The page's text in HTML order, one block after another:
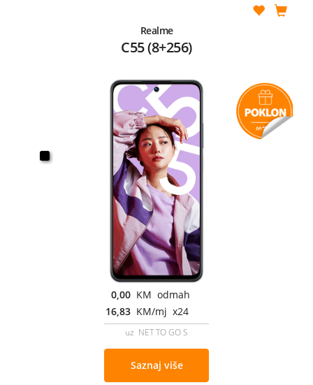
Realme
C55 (8+256)
0,00 KM odmah
16,83 KM/mj x24
uz NET TO GO S
Saznaj više